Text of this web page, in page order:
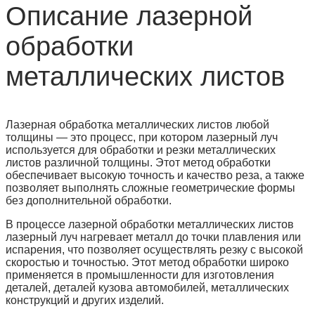
Описание лазерной
обработки
металлических листов
Лазерная обработка металлических листов любой
толщины — это процесс, при котором лазерный луч
используется для обработки и резки металлических
листов различной толщины. Этот метод обработки
обеспечивает высокую точность и качество реза, а также
позволяет выполнять сложные геометрические формы
без дополнительной обработки.
В процессе лазерной обработки металлических листов
лазерный луч нагревает металл до точки плавления или
испарения, что позволяет осуществлять резку с высокой
скоростью и точностью. Этот метод обработки широко
применяется в промышленности для изготовления
деталей, деталей кузова автомобилей, металлических
конструкций и других изделий.